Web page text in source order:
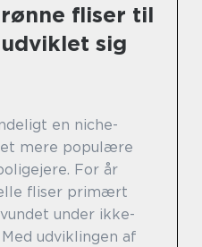
fliser til
sig
en niche-
mere populære
For år
fliser primært
under ikke-
udviklingen af